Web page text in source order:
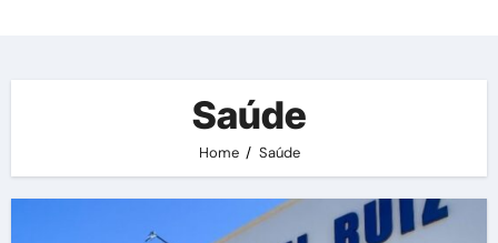
Saúde
Home Saúde